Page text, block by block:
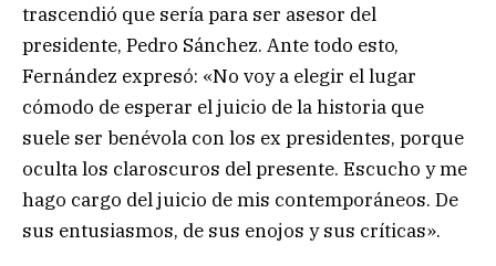
trascendió que sería para ser asesor del
presidente, Pedro Sánchez. Ante todo esto,
Fernández expresó: «No voy a elegir el lugar
cómodo de esperar el juicio de la historia que
suele ser benévola con los ex presidentes, porque
oculta los claroscuros del presente. Escucho y me
hago cargo del juicio de mis contemporáneos. De
sus entusiasmos, de sus enojos y sus críticas».